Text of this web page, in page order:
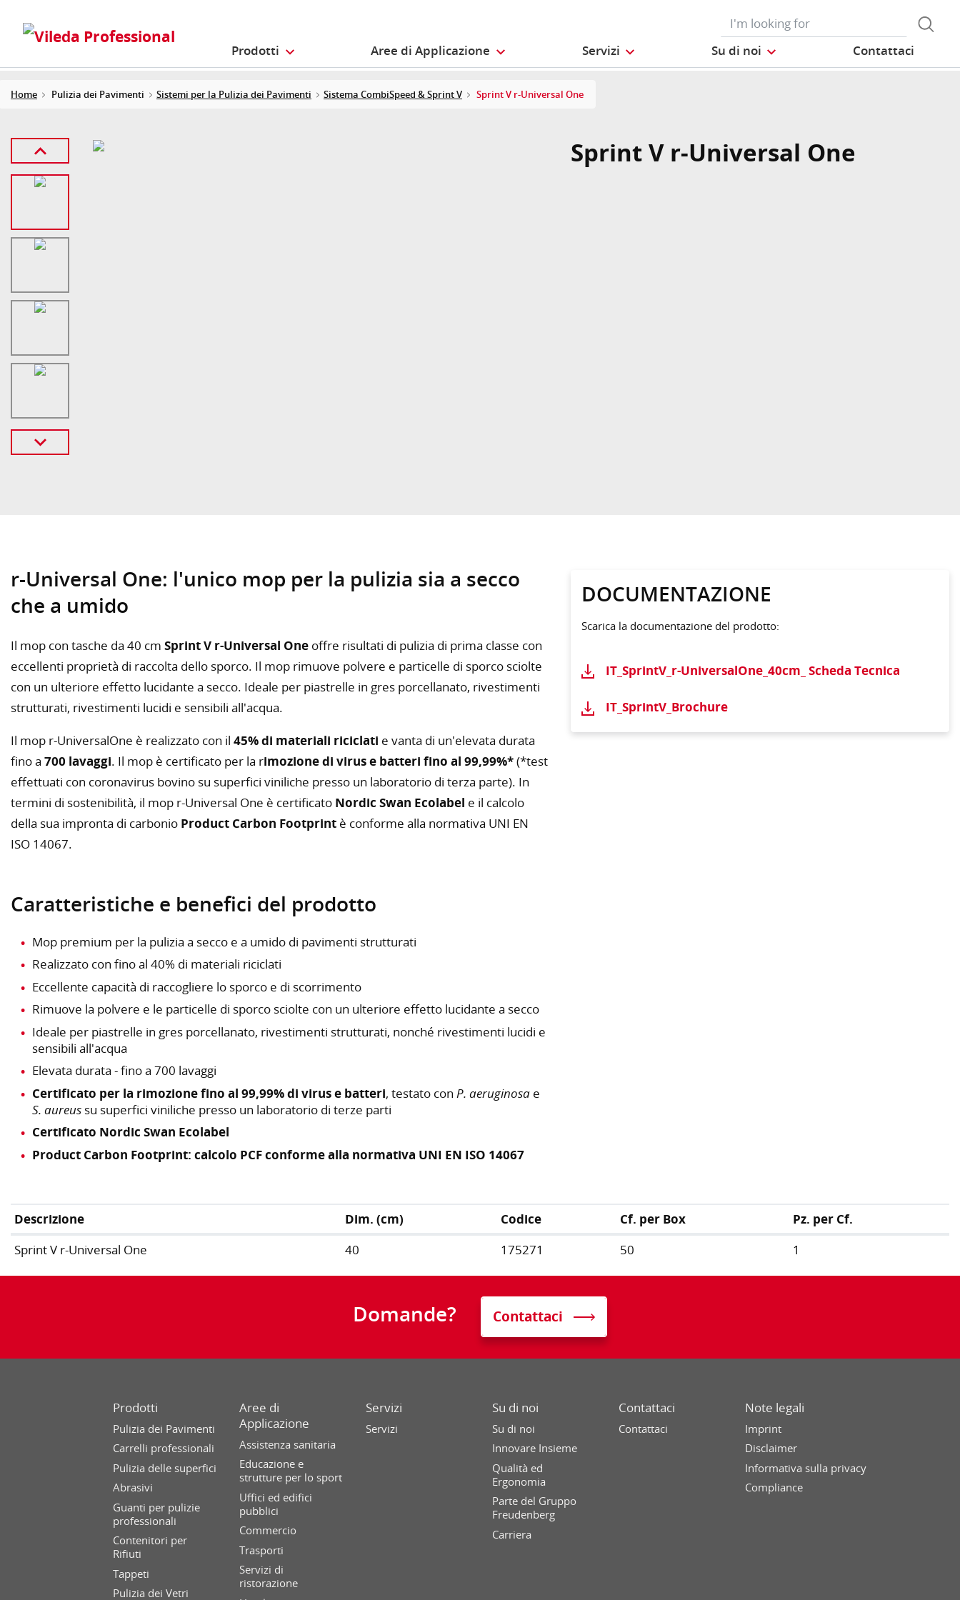
Prodotti Aree di Applicazione Servizi Su di noi Contattaci
Home Pulizia dei Pavimenti Sistemi per la Pulizia dei Pavimenti Sistema CombiSpeed & Sprint V Sprint V r-Universal One
Sprint V r-Universal One
r-Universal One: l'unico mop per la pulizia sia a secco
che a umido
Il mop con tasche da 40 cm Sprint V r-Universal One offre risultati di pulizia di prima classe con
eccellenti proprietà di raccolta dello sporco. Il mop rimuove polvere e particelle di sporco sciolte
con un ulteriore effetto lucidante a secco. Ideale per piastrelle in gres porcellanato, rivestimenti
strutturati, rivestimenti lucidi e sensibili all'acqua.
Il mop r-UniversalOne è realizzato con il 45% di materiali riciclati e vanta di un'elevata durata
fino a 700 lavaggi. Il mop è certificato per la rimozione di virus e batteri fino al 99,99%*(*test
effettuati con coronavirus bovino su superfici viniliche presso un laboratorio di terza parte). In
termini di sostenibilità, il mop r-Universal One è certificato Nordic Swan Ecolabel e il calcolo
della sua impronta di carbonio Product Carbon Footprint è conforme alla normativa UNI EN
ISO 14067.
Caratteristiche e benefici del prodotto
Mop premium per la pulizia a secco e a umido di pavimenti strutturati
Realizzato con fino al 40% di materiali riciclati
Eccellente capacità di raccogliere lo sporco e di scorrimento
Rimuove la polvere e le particelle di sporco sciolte con un ulteriore effetto lucidante a secco
Ideale per piastrelle in gres porcellanato, rivestimenti strutturati, nonché rivestimenti lucidi e
sensibili all'acqua
Elevata durata - fino a 700 lavaggi
Certificato per la rimozione fino al 99,99% di virus e batteri, testato con P. aeruginosa e
S. aureus su superfici viniliche presso un laboratorio di terze parti
Certificato Nordic Swan Ecolabel
Product Carbon Footprint: calcolo PCF conforme alla normativa UNI EN ISO 14067
DOCUMENTAZIONE
Scarica la documentazione del prodotto:
IT_SprintV_r-UniversalOne_40cm_ Scheda Tecnica
IT_SprintV_Brochure
Descrizione Dim. (cm) Codice Cf. per Box
Pz. per Cf.
Sprint V r-Universal One
40 175271 50 1
Domande? Contattaci
Prodotti
Pulizia dei Pavimenti
Carrelli professionali
Pulizia delle superfici
Abrasivi
Guanti per pulizie
professionali
Contenitori per
Rifiuti
Tappeti
Pulizia dei Vetri
Aree di
Applicazione
Assistenza sanitaria
Educazione e
strutture per lo sport
Uffici ed edifici
pubblici
Commercio
Trasporti
Servizi di
ristorazione
Servizi
Servizi
Su di noi
Su di noi
Innovare Insieme
Qualità ed
Ergonomia
Parte del Gruppo
Freudenberg
Carriera
Contattaci
Contattaci
Note legali
Imprint
Disclaimer
Informativa sulla privacy
Compliance